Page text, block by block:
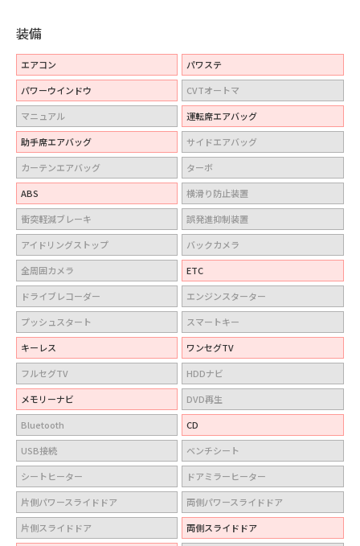
装備
エアコン
パワステ
パワーウインドウ
CVTオートマ
マニュアル
運転席エアバッグ
助手席エアバッグ
サイドエアバッグ
カーテンエアバッグ
ターボ
ABS
横滑り防止装置
衝突軽減ブレーキ
誤発進抑制装置
アイドリングストップ
バックカメラ
全周囲カメラ
ETC
ドライブレコーダー
エンジンスターター
プッシュスタート
スマートキー
キーレス
ワンセグTV
フルセグTV
HDDナビ
メモリーナビ
DVD再生
Bluetooth
CD
USB接続
ベンチシート
シートヒーター
ドアミラーヒーター
片側パワースライドドア
両側パワースライドドア
片側スライドドア
両側スライドドア